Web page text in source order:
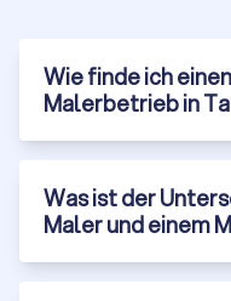
Wie finde ich
Malerbetrieb in
Was ist der
Maler und einem